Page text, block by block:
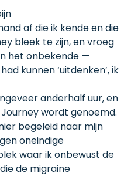
af die ik kende en die
bleek te zijn, en vroeg
het onbekende —
kunnen ‘uitdenken’, ik
anderhalf uur, en
wordt genoemd.
begeleid naar mijn
oneindige
waar ik onbewust de
de migraine